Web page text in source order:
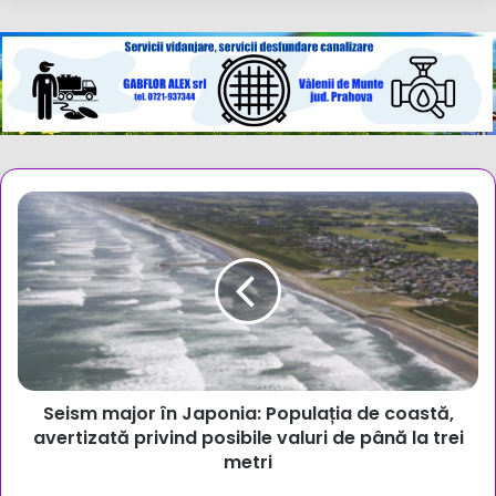
Seism
major
în
Japonia:
Populația
coastă,
avertizată
privind
posibile
valuri
Seism major în Japonia: Populația de coastă,
avertizată privind posibile valuri de până la trei
metri